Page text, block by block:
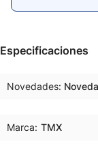
Especificaciones
Novedades
Marca: TMX